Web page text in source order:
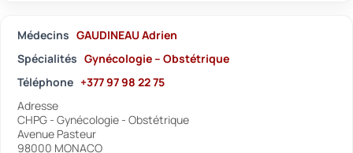
Médecins GAUDINEAU Adrien
Spécialités Gynécologie – Obstétrique
Téléphone +377 97 98 22 75
Adresse
CHPG - Gynécologie - Obstétrique
Avenue Pasteur
98000 MONACO